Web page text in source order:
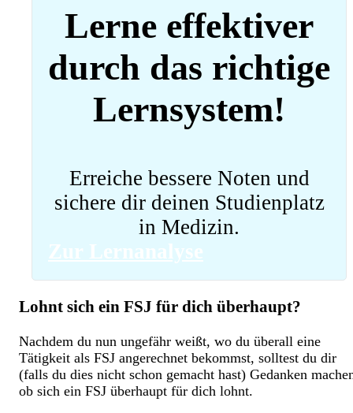
Lerne effektiver
durch das richtige
Lernsystem!
Erreiche bessere Noten und
sichere dir deinen Studienplatz
in Medizin.
Zur Lernanalyse
Lohnt sich ein FSJ für dich überhaupt?
Nachdem du nun ungefähr weißt, wo du überall eine
Tätigkeit als FSJ angerechnet bekommst, solltest du dir
(falls du dies nicht schon gemacht hast) Gedanken
ob sich ein FSJ überhaupt für dich lohnt.